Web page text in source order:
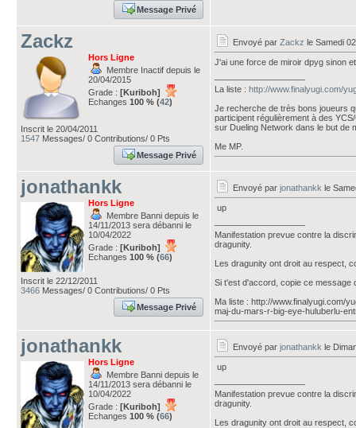
Message Privé
Zackz
Hors Ligne
Membre Inactif depuis le
20/04/2015
Grade : [Kuriboh]
Echanges 100 % (42)
Inscrit le 20/04/2011
1547 Messages/ 0 Contributions/ 0 Pts
Message Privé
Envoyé par Zackz le Samedi
J'ai une force de miroir dpyg sinon
La liste : http://www.finalyugi.com/
Je recherche de très bons joueurs
participent régulièrement à des
sur Dueling Network dans le but de
Me MP.
jonathankk
Hors Ligne
Membre Banni depuis le
14/11/2013 sera débanni le
10/04/2022
Grade : [Kuriboh]
Echanges 100 % (66)
Inscrit le 22/12/2011
3466 Messages/ 0 Contributions/ 0 Pts
Message Privé
Envoyé par jonathankk le
up
Manifestation prevue contre la
dragunity.
Les dragunity ont droit au respect,
Si t'est d'accord, copie ce message
Ma liste : http://www.finalyugi.com/
maj-du-mars-r-big-eye-huluberlu-
jonathankk
Hors Ligne
Membre Banni depuis le
14/11/2013 sera débanni le
10/04/2022
Grade : [Kuriboh]
Echanges 100 % (66)
Envoyé par jonathankk le
up
Manifestation prevue contre la
dragunity.
Les dragunity ont droit au respect,